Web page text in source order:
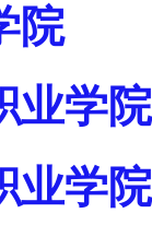
院
业学院
业学院